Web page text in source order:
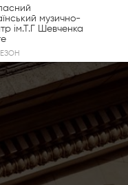
музично-
ім.Т.Г Шевченка